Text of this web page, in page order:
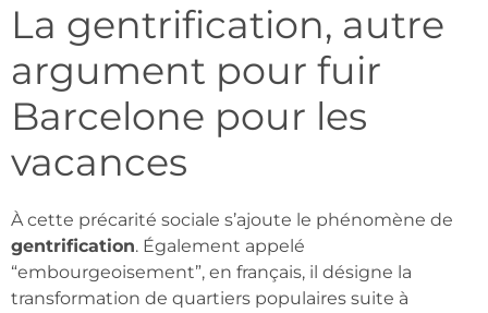
La gentrification, autre
argument pour fuir
Barcelone pour les
vacances
À cette précarité sociale s’ajoute le phénomène de
gentrification. Également appelé
“embourgeoisement”, en français, il désigne la
transformation de quartiers populaires suite à